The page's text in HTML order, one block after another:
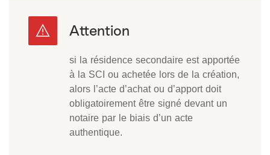
si la résidence secondaire est apportée
à la SCI ou achetée lors de la création,
alors l’acte d’achat ou d’apport doit
obligatoirement être signé devant un
notaire par le biais d’un acte
authentique.